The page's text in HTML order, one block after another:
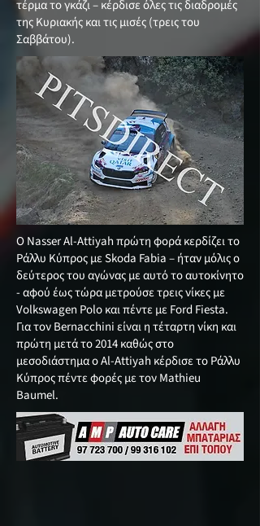
τέρμα το γκάζι – κέρδισε όλες τις διαδρομές
της Κυριακής και τις μισές (τρεις του
Σαββάτου).
Ο Nasser Al-Attiyah πρώτη φορά κερδίζει το
Ράλλυ Κύπρος με Skoda Fabia – ήταν μόλις ο
δεύτερος του αγώνας με αυτό το αυτοκίνητο
- αφού έως τώρα μετρούσε τρεις νίκες με
Volkswagen Polo και πέντε με Ford Fiesta.
Για τον Bernacchini είναι η τέταρτη νίκη και
πρώτη μετά το 2014 καθώς στο
μεσοδιάστημα ο Al-Attiyah κέρδισε το Ράλλυ
Κύπρος πέντε φορές με τον Mathieu
Baumel.